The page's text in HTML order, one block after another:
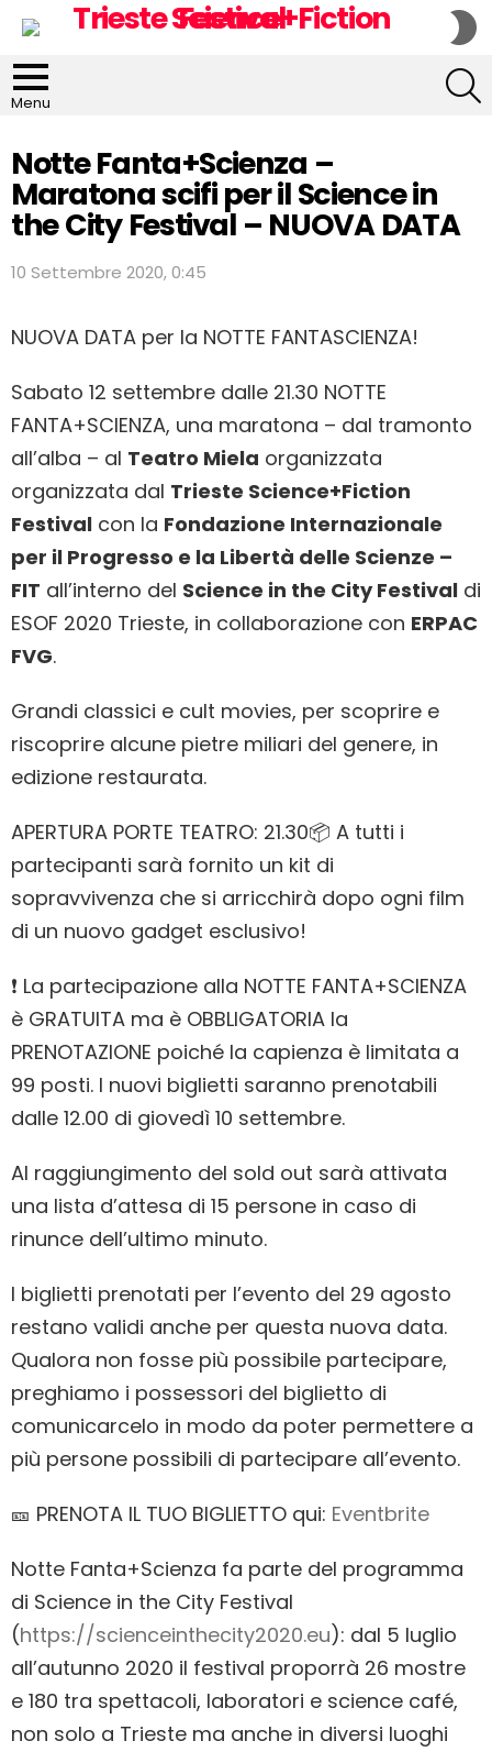
Menu
Notte Fanta+Scienza –
Maratona scifi per il Science in
the City Festival – NUOVA DATA
10 Settembre 2020, 0:45
NUOVA DATA per la NOTTE FANTASCIENZA!
Sabato 12 settembre dalle 21.30 NOTTE
FANTA+SCIENZA, una maratona – dal tramonto
all’alba – al Teatro Miela organizzata
organizzata dal Trieste Science+Fiction
Festival con la Fondazione Internazionale
per il Progresso e la Libertà delle Scienze –
FIT all’interno del Science in the City Festival di
ESOF 2020 Trieste, in collaborazione con ERPAC
FVG.
Grandi classici e cult movies, per scoprire e
riscoprire alcune pietre miliari del genere, in
edizione restaurata.
APERTURA PORTE TEATRO: 21.30📦 A tutti i
partecipanti sarà fornito un kit di
sopravvivenza che si arricchirà dopo ogni film
di un nuovo gadget esclusivo!
❗ La partecipazione alla NOTTE FANTA+SCIENZA
è GRATUITA ma è OBBLIGATORIA la
PRENOTAZIONE poiché la capienza è limitata a
99 posti. I nuovi biglietti saranno prenotabili
dalle 12.00 di giovedì 10 settembre.
Al raggiungimento del sold out sarà attivata
una lista d’attesa di 15 persone in caso di
rinunce dell’ultimo minuto.
I biglietti prenotati per l’evento del 29 agosto
restano validi anche per questa nuova data.
Qualora non fosse più possibile partecipare,
preghiamo i possessori del biglietto di
comunicarcelo in modo da poter permettere a
più persone possibili di partecipare all’evento.
🎫 PRENOTA IL TUO BIGLIETTO qui: Eventbrite
Notte Fanta+Scienza fa parte del programma
di Science in the City Festival
(https://scienceinthecity2020.eu): dal 5 luglio
all’autunno 2020 il festival proporrà 26 mostre
e 180 tra spettacoli, laboratori e science café,
non solo a Trieste ma anche in diversi luoghi